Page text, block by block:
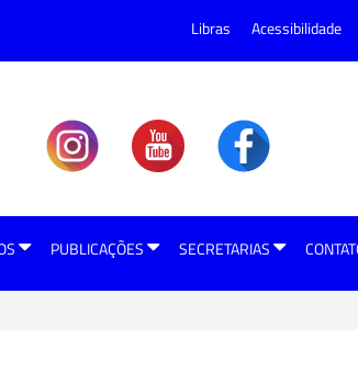
Libras Acessibilidade
PUBLICAÇÕES SECRETARIAS